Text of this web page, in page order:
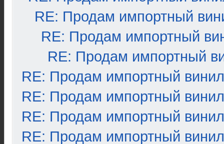
RE: Продам импортный
RE: Продам импортный
RE: Продам импортный
RE: Продам импортный винил
RE: Продам импортный винил
RE: Продам импортный винил
RE: Продам импортный винил